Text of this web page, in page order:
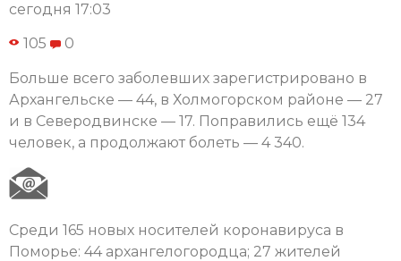
сегодня 17:03
105 0
Больше всего заболевших зарегистрировано в
Архангельске — 44, в Холмогорском районе — 27
и в Северодвинске — 17. Поправились ещё 134
человек, а продолжают болеть — 4 340.
Среди 165 новых носителей коронавируса в
Поморье: 44 архангелогородца; 27 жителей